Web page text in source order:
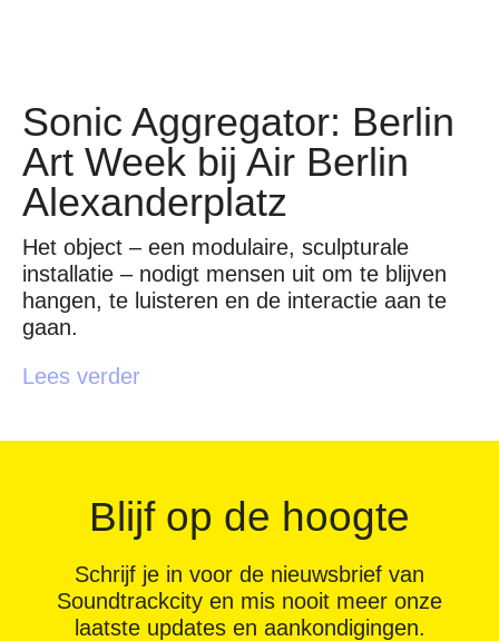
Sonic Aggregator: Berlin
Art Week bij Air Berlin
Alexanderplatz
Het object – een modulaire, sculpturale
installatie – nodigt mensen uit om te blijven
hangen, te luisteren en de interactie aan te
gaan.
Lees verder
Blijf op de hoogte
Schrijf je in voor de nieuwsbrief van
Soundtrackcity en mis nooit meer onze
laatste updates en aankondigingen.